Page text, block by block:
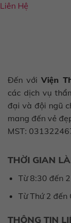
Liên Hệ
Đến với Viện
các dịch vụ
đại và đội ngũ
mang đến vẻ
MST:
THỜI GIAN
Từ 8:30 đến
Từ Thứ 2 đến
THÔNG TIN